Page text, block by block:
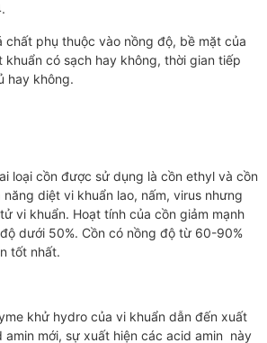
chất phụ thuộc vào nồng độ, bề mặt của
có sạch hay không, thời gian tiếp
hay không.
loại cồn được sử dụng là cồn ethyl và cồn
diệt vi khuẩn lao, nấm, virus nhưng
vi khuẩn. Hoạt tính của cồn giảm mạnh
dưới 50%. Cồn có nồng độ từ 60-90%
tốt nhất.
khử hydro của vi khuẩn dẫn đến xuất
amin mới, sự xuất hiện các acid amin này